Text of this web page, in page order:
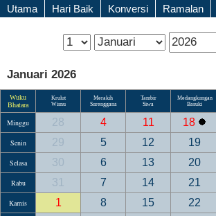
Utama Hari Baik Konversi Ramalan
Januari 2026
Wuku
Bhatara
Krulut
Wisnu
Merakih
Surenggana
Tambir
Siwa
Medangkungan
Basuki
Minggu 28 4 11 18
Senin 29 5 12 19
Selasa 30 6 13 20
Rabu 31 7 14 21
Kamis 1 8 15 22